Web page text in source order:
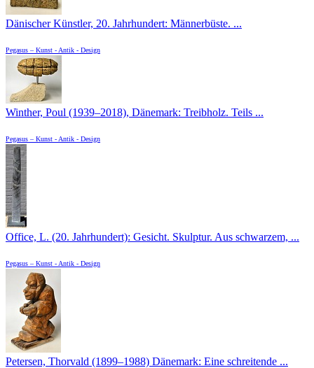
Dänischer Künstler, 20. Jahrhundert: Männerbüste. ...
Pegasus – Kunst - Antik - Design
Winther, Poul (1939–2018), Dänemark: Treibholz. Teils ...
Pegasus – Kunst - Antik - Design
Office, L. (20. Jahrhundert): Gesicht. Skulptur. Aus schwarzem, ...
Pegasus – Kunst - Antik - Design
Petersen, Thorvald (1899–1988) Dänemark: Eine schreitende ...